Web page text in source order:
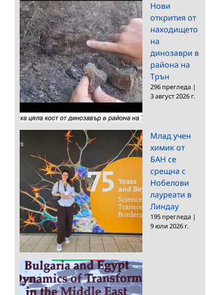
Нови
открития от
находището
на
динозаври в
района на
Трън
296 прегледа |
3 август 2026 г.
Млад учен
химик от
БАН се
срещна с
Нобелови
лауреати в
Линдау
195 прегледа |
9 юли 2026 г.